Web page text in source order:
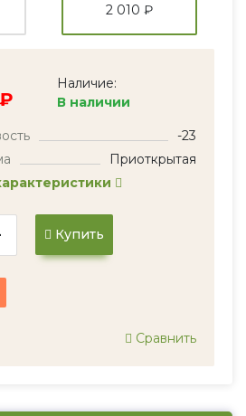
2 010 ₽
Наличие:
В наличии
-23
Приоткрытая
Купить
Сравнить